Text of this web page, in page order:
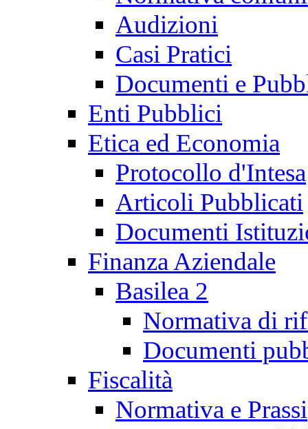
Audizioni
Casi Pratici
Documenti e
Enti Pubblici
Etica ed Economia
Protocollo d'Intesa
Articoli Pubblicati
Documenti
Finanza Aziendale
Basilea 2
Normativa di
Documenti
Fiscalità
Normativa e Prassi